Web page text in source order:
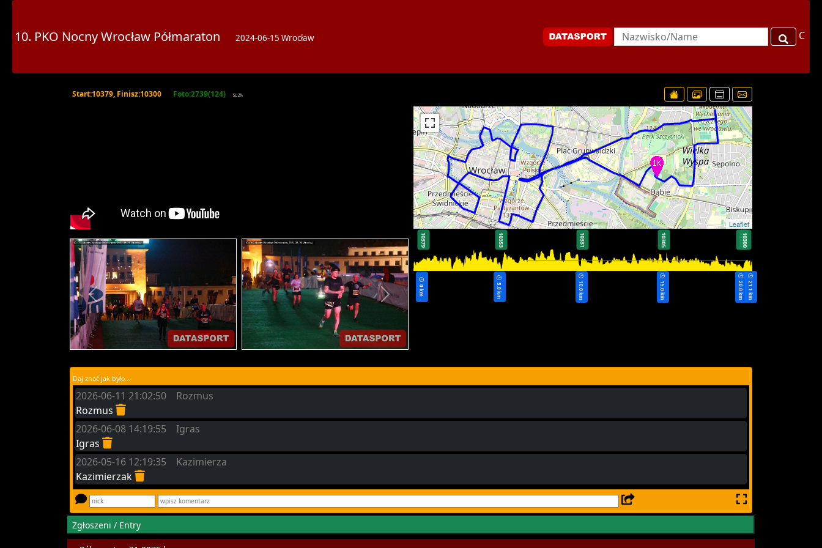
10. PKO Nocny Wrocław Półmaraton 2024-06-15 Wrocław C
Start:10379, Finisz:10300 Foto:2739(124) SL:2%
Leaflet
0 km
10379 10353
5.0 km
10331
10.0 km
10305
15.0 km
10307
20.0 km
10300
21.1 km
Daj znać jak było...
2026-06-11 21:02:50 Rozmus
Rozmus
2026-06-08 14:19:55 Igras
Igras
2026-05-16 12:19:35 Kazimierza
Kazimierzak
Zgłoszeni / Entry